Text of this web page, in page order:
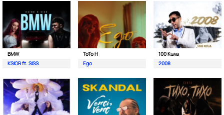
BMW
KSIOR ft. SISS
ToTo H
Ego
100 Кила
2008